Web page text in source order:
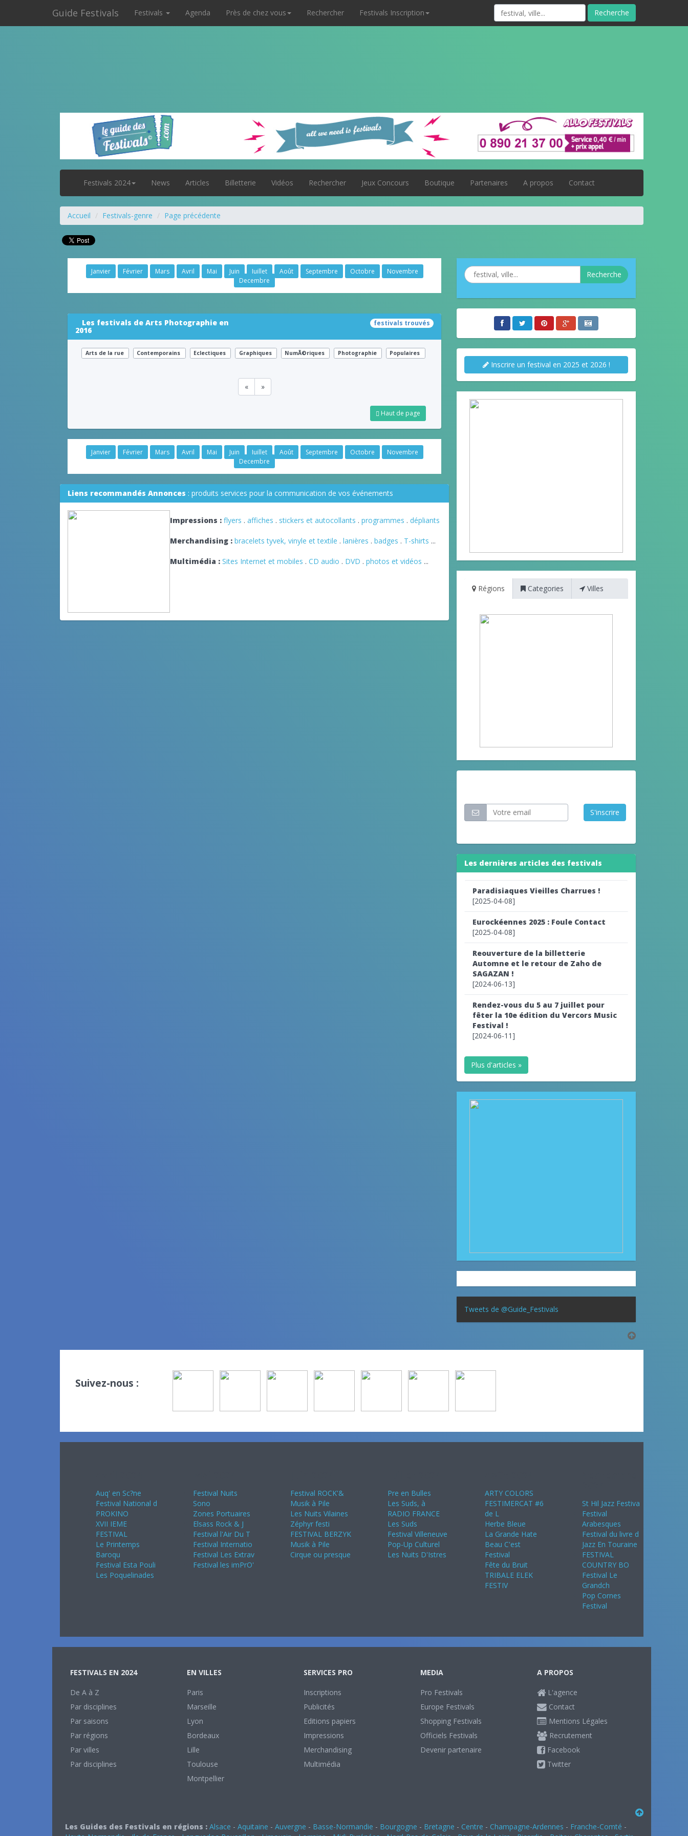
Guide Festivals Festivals Agenda Près de chez vous Rechercher Festivals Inscription Recherche
Festivals 2024 News Articles Billetterie Vidéos Rechercher Jeux Concours Boutique Partenaires A propos Contact
Accueil Festivals-genre Page précédente
Janvier Février Mars Avril Mai Juin Juillet Août Septembre Octobre
Novembre
Decembre
Les festivals de Arts Photographie en
2016
festivals trouvés
Arts de la rue Contemporains Eclectiques Graphiques NumÃ©riques Photographie Populaires
« »
Haut de page
Janvier Février Mars Avril Mai Juin Juillet Août Septembre Octobre
Novembre
Decembre
Liens recommandés Annonces : produits services pour la communication de vos événements
Impressions : flyers . affiches . stickers et autocollants . programmes . dépliants
Merchandising : bracelets tyvek, vinyle et textile . lanières . badges . T-shirts ...
Multimédia : Sites Internet et mobiles . CD audio . DVD . photos et vidéos ...
Recherche
Inscrire un festival en 2025 et 2026 !
Régions Categories Villes
S'inscrire
Les dernières articles des festivals
Paradisiaques Vieilles Charrues !
[2025-04-08]
Eurockéennes 2025 : Foule Contact
[2025-04-08]
Reouverture de la billetterie
Automne et le retour de Zaho de
SAGAZAN !
[2024-06-13]
Rendez-vous du 5 au 7 juillet pour
fêter la 10e édition du Vercors Music
Festival !
[2024-06-11]
Plus d'articles »
Tweets de @Guide_Festivals
Suivez-nous :
Auq' en Sc?ne
Festival National d
PROKINO
XVII IEME
FESTIVAL
Le Printemps
Baroqu
Festival Esta Pouli
Les Poquelinades
Festival Nuits
Sono
Zones Portuaires
Elsass Rock & J
Festival l'Air Du T
Festival Internatio
Festival Les Extrav
Festival les imPrO'
Festival ROCK'&
Musik à Pile
Les Nuits Vilaines
Zéphyr festi
FESTIVAL BERZYK
Musik à Pile
Cirque ou presque
Pre en Bulles
Les Suds, à
RADIO FRANCE
Les Suds
Festival Villeneuve
Pop-Up Culturel
Les Nuits D'Istres
ARTY COLORS
FESTIMERCAT #6
de L
Herbe Bleue
La Grande Hate
Beau C'est
Festival
Fête du Bruit
TRIBALE ELEK
FESTIV
St Hil Jazz Festiva
Festival
Arabesques
Festival du livre d
Jazz En Touraine
FESTIVAL
COUNTRY BO
Festival Le
Grandch
Pop Cornes
Festival
FESTIVALS EN 2024
De A à Z
Par disciplines
Par saisons
Par régions
Par villes
Par disciplines
EN VILLES
Paris
Marseille
Lyon
Bordeaux
Lille
Toulouse
Montpellier
SERVICES PRO
Inscriptions
Publicités
Editions papiers
Impressions
Merchandising
Multimédia
MEDIA
Pro Festivals
Europe Festivals
Shopping Festivals
Officiels Festivals
Devenir partenaire
A PROPOS
L'agence
Contact
Mentions Légales
Recrutement
Facebook
Twitter
Les Guides des Festivals en régions : Alsace - Aquitaine - Auvergne - Basse-Normandie - Bourgogne - Bretagne - Centre - Champagne-Ardennes - Franche-Comté -